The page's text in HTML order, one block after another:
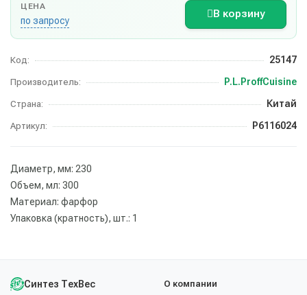
ЦЕНА
по запросу
В корзину
Код: 25147
Производитель: P.L.ProffCuisine
Страна: Китай
Артикул: P6116024
Диаметр, мм: 230
Объем, мл: 300
Материал: фарфор
Упаковка (кратность), шт.: 1
Синтез ТехВес
О компании